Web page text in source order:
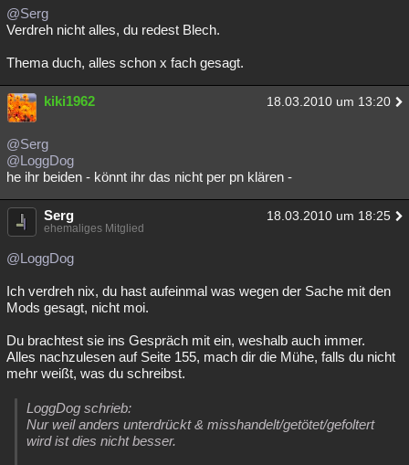
@Serg
Verdreh nicht alles, du redest Blech.
Thema duch, alles schon x fach gesagt.
kiki1962 18.03.2010 um 13:20
@Serg
@LoggDog
he ihr beiden - könnt ihr das nicht per pn klären -
Serg 18.03.2010 um 18:25
ehemaliges Mitglied
@LoggDog
Ich verdreh nix, du hast aufeinmal was wegen der Sache mit den
Mods gesagt, nicht moi.
Du brachtest sie ins Gespräch mit ein, weshalb auch immer.
Alles nachzulesen auf Seite 155, mach dir die Mühe, falls du nicht
mehr weißt, was du schreibst.
LoggDog schrieb:
Nur weil anders unterdrückt & misshandelt/getötet/gefoltert
wird ist dies nicht besser.